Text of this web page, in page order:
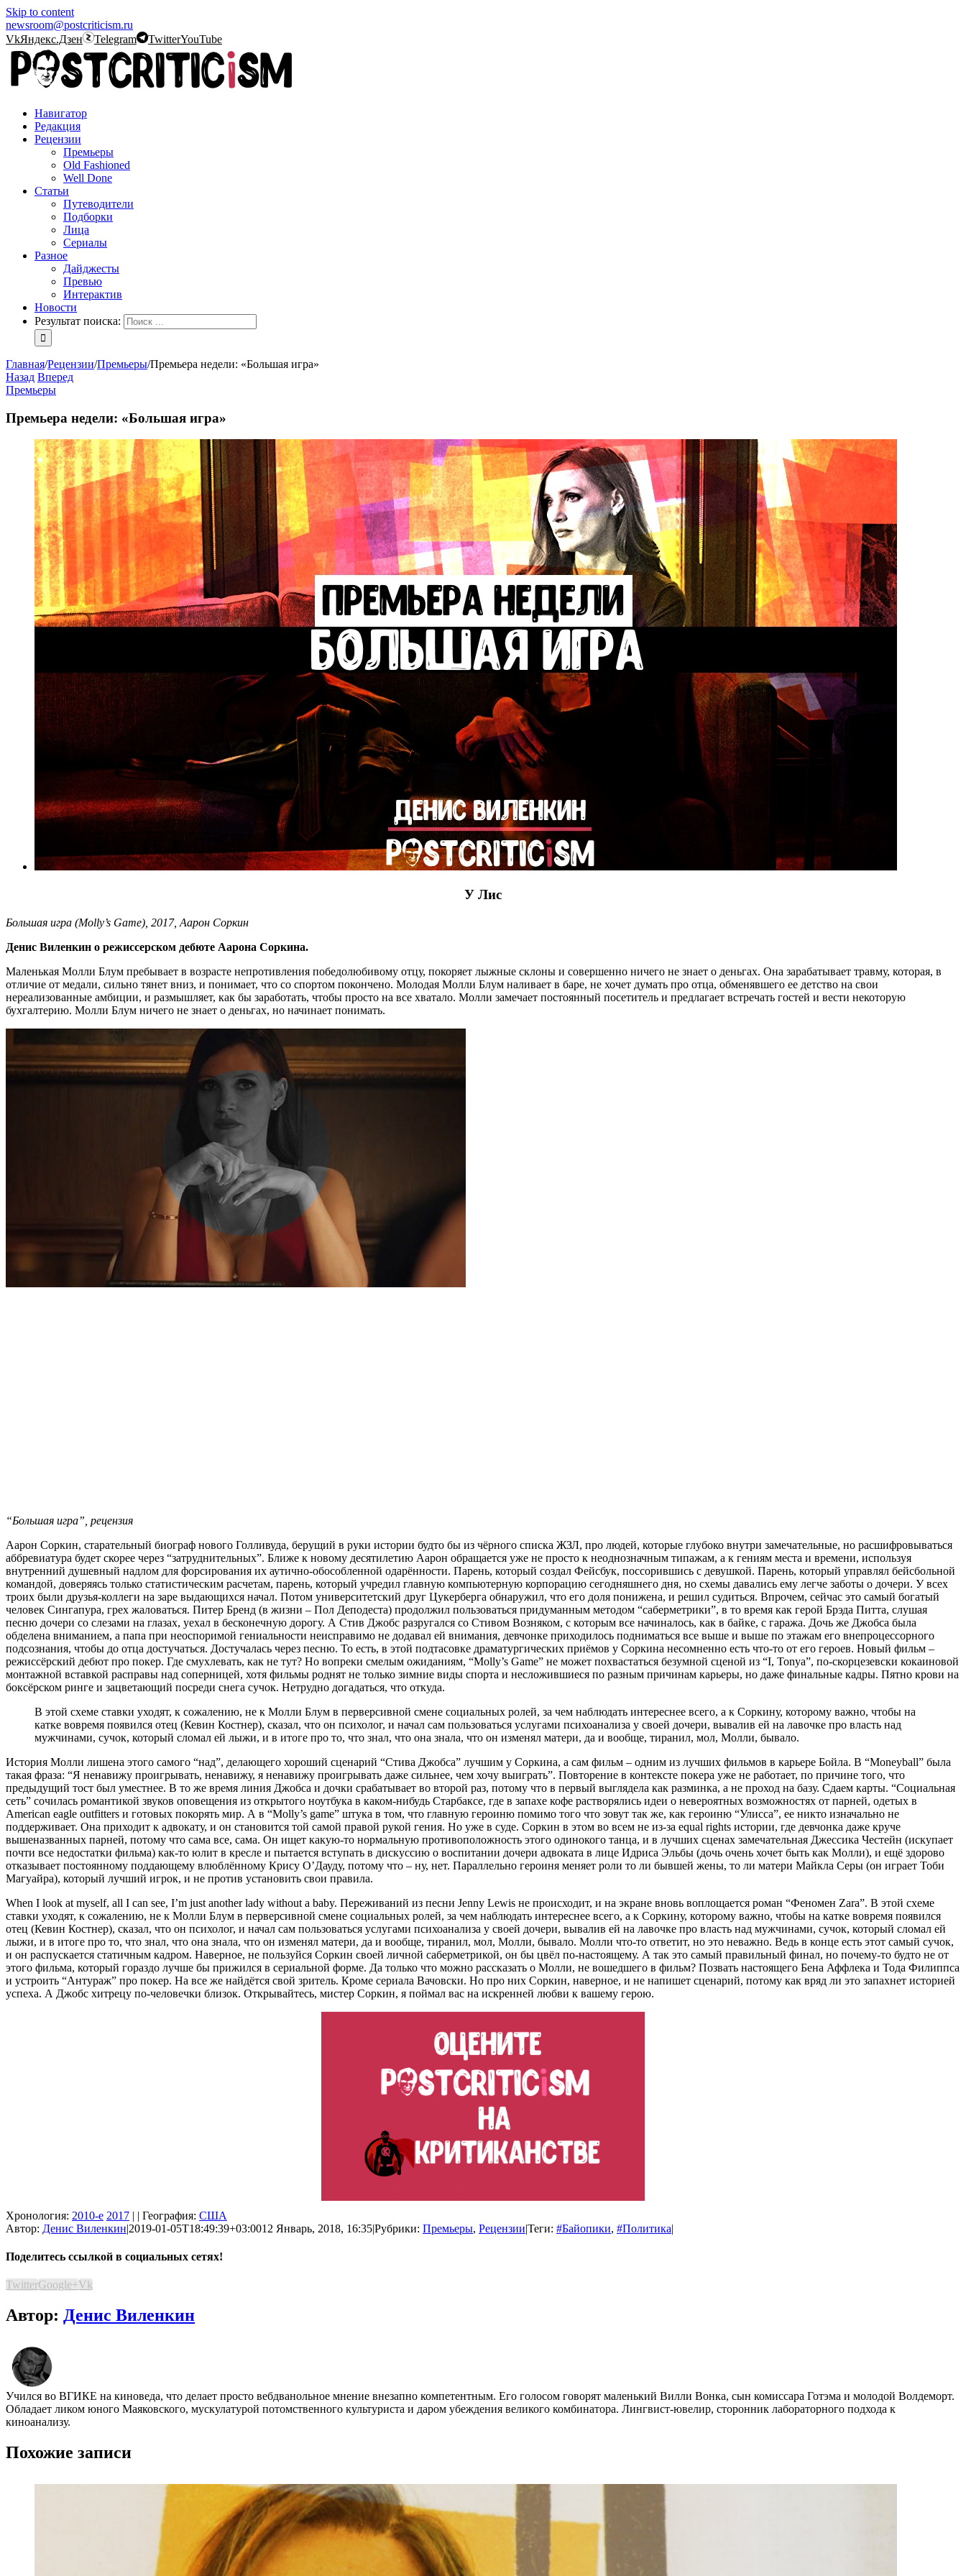
Skip to content
newsroom@postcriticism.ru
VkЯндекс.Дзен Telegram TwitterYouTube
Навигатор
Редакция
Рецензии
Премьеры
Old Fashioned
Well Done
Статьи
Путеводители
Подборки
Лица
Сериалы
Разное
Дайджесты
Превью
Интерактив
Новости
Результат поиска:
Главная/Рецензии/Премьеры/Премьера недели: «Большая игра»
Назад Вперед
Премьеры
Премьера недели: «Большая игра»
У Лис
Большая игра (Molly’s Game), 2017, Аарон Соркин
Денис Виленкин о режиссерском дебюте Аарона Соркина.
Маленькая Молли Блум пребывает в возрасте непротивления победолюбивому отцу, покоряет лыжные склоны и совершенно ничего не знает о деньгах. Она зарабатывает травму, которая, в
отличие от медали, сильно тянет вниз, и понимает, что со спортом покончено. Молодая Молли Блум наливает в баре, не хочет думать про отца, обменявшего ее детство на свои
нереализованные амбиции, и размышляет, как бы заработать, чтобы просто на все хватало. Молли замечает постоянный посетитель и предлагает встречать гостей и вести некоторую
бухгалтерию. Молли Блум ничего не знает о деньгах, но начинает понимать.
“Большая игра”, рецензия
Аарон Соркин, старательный биограф нового Голливуда, берущий в руки истории будто бы из чёрного списка ЖЗЛ, про людей, которые глубоко внутри замечательные, но расшифровываться
аббревиатура будет скорее через “затруднительных”. Ближе к новому десятилетию Аарон обращается уже не просто к неоднозначным типажам, а к гениям места и времени, используя
внутренний душевный надлом для форсирования их аутично-обособленной одарённости. Парень, который создал Фейсбук, поссорившись с девушкой. Парень, который управлял бейсбольной
командой, доверяясь только статистическим расчетам, парень, который учредил главную компьютерную корпорацию сегодняшнего дня, но схемы давались ему легче заботы о дочери. У всех
троих были друзья-коллеги на заре выдающихся начал. Потом университетский друг Цукерберга обнаружил, что его доля понижена, и решил судиться. Впрочем, сейчас это самый богатый
человек Сингапура, грех жаловаться. Питер Бренд (в жизни – Пол Деподеста) продолжил пользоваться придуманным методом “саберметрики”, в то время как герой Брэда Питта, слушая
песню дочери со слезами на глазах, уехал в бесконечную дорогу. А Стив Джобс разругался со Стивом Возняком, с которым все начиналось, как в байке, с гаража. Дочь же Джобса была
обделена вниманием, а папа при неоспоримой гениальности неисправимо не додавал ей внимания, девчонке приходилось подниматься все выше и выше по этажам его внепроцессорного
подсознания, чтобы до отца достучаться. Достучалась через песню. То есть, в этой подтасовке драматургических приёмов у Соркина несомненно есть что-то от его героев. Новый фильм –
режиссёрский дебют про покер. Где смухлевать, как не тут? Но вопреки смелым ожиданиям, “Molly’s Game” не может похвастаться безумной сценой из “I, Tonya”, по-скорцезевски кокаиновой
монтажной вставкой расправы над соперницей, хотя фильмы роднят не только зимние виды спорта и несложившиеся по разным причинам карьеры, но даже финальные кадры. Пятно крови на
боксёрском ринге и зацветающий посреди снега сучок. Нетрудно догадаться, что откуда.
В этой схеме ставки уходят, к сожалению, не к Молли Блум в перверсивной смене социальных ролей, за чем наблюдать интереснее всего, а к Соркину, которому важно, чтобы на
катке вовремя появился отец (Кевин Костнер), сказал, что он психолог, и начал сам пользоваться услугами психоанализа у своей дочери, вывалив ей на лавочке про власть над
мужчинами, сучок, который сломал ей лыжи, и в итоге про то, что знал, что она знала, что он изменял матери, да и вообще, тиранил, мол, Молли, бывало.
История Молли лишена этого самого “над”, делающего хороший сценарий “Стива Джобса” лучшим у Соркина, а сам фильм – одним из лучших фильмов в карьере Бойла. В “Moneyball” была
такая фраза: “Я ненавижу проигрывать, ненавижу, я ненавижу проигрывать даже сильнее, чем хочу выиграть”. Повторение в контексте покера уже не работает, по причине того, что
предыдущий тост был уместнее. В то же время линия Джобса и дочки срабатывает во второй раз, потому что в первый выглядела как разминка, а не проход на базу. Сдаем карты. “Социальная
сеть” сочилась романтикой звуков оповещения из открытого ноутбука в каком-нибудь Старбаксе, где в запахе кофе растворялись идеи о невероятных возможностях от парней, одетых в
American eagle outfitters и готовых покорять мир. А в “Molly’s game” штука в том, что главную героиню помимо того что зовут так же, как героиню “Улисса”, ее никто изначально не
поддерживает. Она приходит к адвокату, и он становится той самой правой рукой гения. Но уже в суде. Соркин в этом во всем не из-за equal rights истории, где девчонка даже круче
вышеназванных парней, потому что сама все, сама. Он ищет какую-то нормальную противоположность этого одинокого танца, и в лучших сценах замечательная Джессика Честейн (искупает
почти все недостатки фильма) как-то юлит в кресле и пытается вступать в дискуссию о воспитании дочери адвоката в лице Идриса Эльбы (дочь очень хочет быть как Молли), и ещё здорово
отказывает постоянному поддающему влюблённому Крису О’Дауду, потому что – ну, нет. Параллельно героиня меняет роли то ли бывшей жены, то ли матери Майкла Серы (он играет Тоби
Магуайра), который лучший игрок, и не против установить свои правила.
When I look at myself, all I can see, I’m just another lady without a baby. Переживаний из песни Jenny Lewis не происходит, и на экране вновь воплощается роман “Феномен Zara”. В этой схеме
ставки уходят, к сожалению, не к Молли Блум в перверсивной смене социальных ролей, за чем наблюдать интереснее всего, а к Соркину, которому важно, чтобы на катке вовремя появился
отец (Кевин Костнер), сказал, что он психолог, и начал сам пользоваться услугами психоанализа у своей дочери, вывалив ей на лавочке про власть над мужчинами, сучок, который сломал ей
лыжи, и в итоге про то, что знал, что она знала, что он изменял матери, да и вообще, тиранил, мол, Молли, бывало. Молли что-то ответит, но это неважно. Ведь в конце есть этот самый сучок,
и он распускается статичным кадром. Наверное, не пользуйся Соркин своей личной саберметрикой, он бы цвёл по-настоящему. А так это самый правильный финал, но почему-то будто не от
этого фильма, который гораздо лучше бы прижился в сериальной форме. Да только что можно рассказать о Молли, не вошедшего в фильм? Позвать настоящего Бена Аффлека и Тода Филиппса
и устроить “Антураж” про покер. На все же найдётся свой зритель. Кроме сериала Вачовски. Но про них Соркин, наверное, и не напишет сценарий, потому как вряд ли это запахнет историей
успеха. А Джобс хитрецу по-человечки близок. Открывайтесь, мистер Соркин, я поймал вас на искренней любви к вашему герою.
Хронология: 2010-е 2017 | | География: США
Автор: Денис Виленкин|2019-01-05T18:49:39+03:0012 Январь, 2018, 16:35|Рубрики: Премьеры, Рецензии|Теги: #Байопики, #Политика|
Поделитесь ссылкой в социальных сетях!
TwitterGoogle+Vk
Автор: Денис Виленкин
Учился во ВГИКЕ на киноведа, что делает просто вебдванольное мнение внезапно компетентным. Его голосом говорят маленький Вилли Вонка, сын комиссара Готэма и молодой Волдеморт.
Обладает ликом юного Маяковского, мускулатурой потомственного культуриста и даром убеждения великого комбинатора. Лингвист-ювелир, сторонник лабораторного подхода к
киноанализу.
Похожие записи